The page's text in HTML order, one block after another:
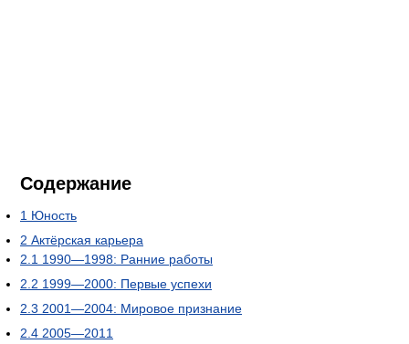
Содержание
1 Юность
2 Актёрская карьера
2.1 1990—1998: Ранние работы
2.2 1999—2000: Первые успехи
2.3 2001—2004: Мировое признание
2.4 2005—2011